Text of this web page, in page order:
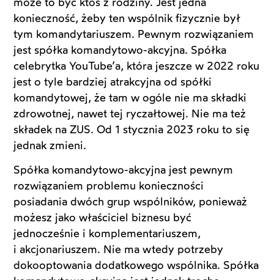
konieczność, żeby ten wspólnik fizycznie był
tym komandytariuszem. Pewnym rozwiązaniem
jest spółka komandytowo-akcyjna. Spółka
celebrytka YouTube’a, która jeszcze w 2022 roku
jest o tyle bardziej atrakcyjna od spółki
komandytowej, że tam w ogóle nie ma składki
zdrowotnej, nawet tej ryczałtowej. Nie ma też
składek na ZUS. Od 1 stycznia 2023 roku to się
jednak zmieni.
Spółka komandytowo-akcyjna jest pewnym
rozwiązaniem problemu konieczności
posiadania dwóch grup wspólników, ponieważ
możesz jako właściciel biznesu być
jednocześnie i komplementariuszem,
i akcjonariuszem. Nie ma wtedy potrzeby
dokooptowania dodatkowego wspólnika. Spółka